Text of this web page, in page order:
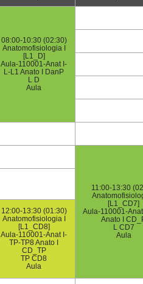
08:00-10:30 (02:30)
Anatomofisiologia I
[L1_D]
Aula-110001-Anat I-
L-L1 Anato I DanP
L D
Aula
11:00-13:30
[L1_CD7]
Aula-110001-
Anato I
L CD7
Aula
12:00-13:30 (01:30)
Anatomofisiologia I
[L1_CD8]
Aula-110001-Anat I-
TP-TP8 Anato I
CD_TP
TP CD8
Aula